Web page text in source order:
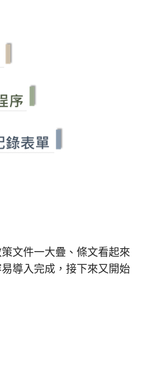
文件一大疊、條文看起來
導入完成，接下來又開始